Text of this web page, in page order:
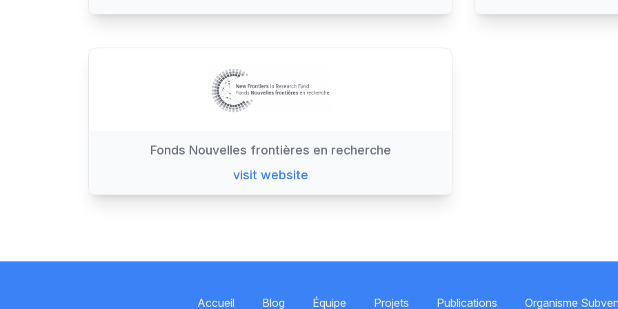
Fonds Nouvelles frontières en recherche
visit website
Accueil Blog Équipe Projets Publications Organisme